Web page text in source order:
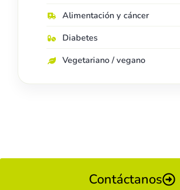
Alimentación y cáncer
Diabetes
Vegetariano / vegano
Contáctanos